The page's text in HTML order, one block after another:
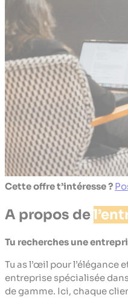
Cette offre t’intéresse ?
A propos de
Tu recherches une
Tu as l’œil pour l’élégance
entreprise spécialisée
de gamme. Ici, chaque